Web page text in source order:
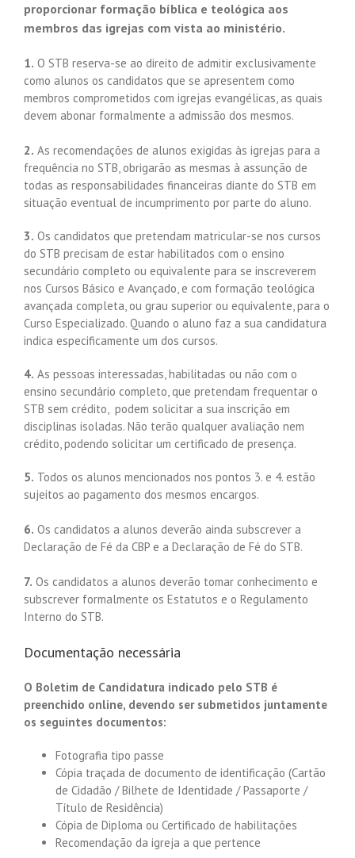
proporcionar formação bíblica e teológica aos
membros das igrejas com vista ao ministério.
1. O STB reserva-se ao direito de admitir exclusivamente
como alunos os candidatos que se apresentem como
membros comprometidos com igrejas evangélicas, as quais
devem abonar formalmente a admissão dos mesmos.
2. As recomendações de alunos exigidas às igrejas para a
frequência no STB, obrigarão as mesmas à assunção de
todas as responsabilidades financeiras diante do STB em
situação eventual de incumprimento por parte do aluno.
3. Os candidatos que pretendam matricular-se nos cursos
do STB precisam de estar habilitados com o ensino
secundário completo ou equivalente para se inscreverem
nos Cursos Básico e Avançado, e com formação teológica
avançada completa, ou grau superior ou equivalente, para o
Curso Especializado. Quando o aluno faz a sua candidatura
indica especificamente um dos cursos.
4. As pessoas interessadas, habilitadas ou não com o
ensino secundário completo, que pretendam frequentar o
STB sem crédito, podem solicitar a sua inscrição em
disciplinas isoladas. Não terão qualquer avaliação nem
crédito, podendo solicitar um certificado de presença.
5. Todos os alunos mencionados nos pontos 3. e 4. estão
sujeitos ao pagamento dos mesmos encargos.
6. Os candidatos a alunos deverão ainda subscrever a
Declaração de Fé da CBP e a Declaração de Fé do STB.
7. Os candidatos a alunos deverão tomar conhecimento e
subscrever formalmente os Estatutos e o Regulamento
Interno do STB.
Documentação necessária
O Boletim de Candidatura indicado pelo STB é
preenchido online, devendo ser submetidos juntamente
os seguintes documentos:
Fotografia tipo passe
Cópia traçada de documento de identificação (Cartão
de Cidadão / Bilhete de Identidade / Passaporte /
Título de Residência)
Cópia de Diploma ou Certificado de habilitações
Recomendação da igreja a que pertence